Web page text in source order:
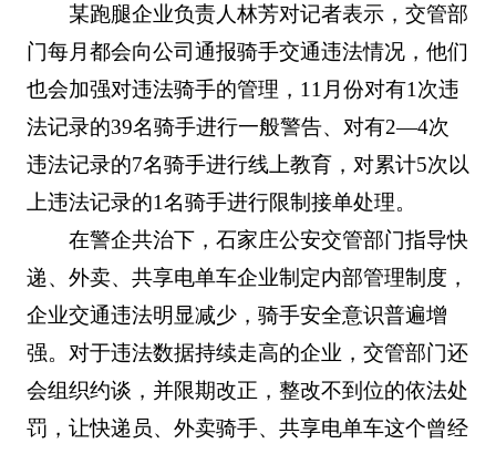
某跑腿企业负责人林芳对记者表示，交管部
门每月都会向公司通报骑手交通违法情况，他们
也会加强对违法骑手的管理，11月份对有1次违
法记录的39名骑手进行一般警告、对有2—4次
违法记录的7名骑手进行线上教育，对累计5次以
上违法记录的1名骑手进行限制接单处理。
在警企共治下，石家庄公安交管部门指导快
递、外卖、共享电单车企业制定内部管理制度，
企业交通违法明显减少，骑手安全意识普遍增
强。对于违法数据持续走高的企业，交管部门还
会组织约谈，并限期改正，整改不到位的依法处
罚，让快递员、外卖骑手、共享电单车这个曾经